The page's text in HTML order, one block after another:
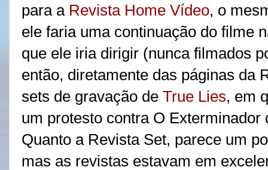
para a Revista Home Vídeo, o
ele faria uma continuação do filme
que ele iria dirigir (nunca filmados
então, diretamente das páginas da
sets de gravação de True Lies, em
um protesto contra O
Quanto a Revista Set, parece um
mas as revistas estavam em